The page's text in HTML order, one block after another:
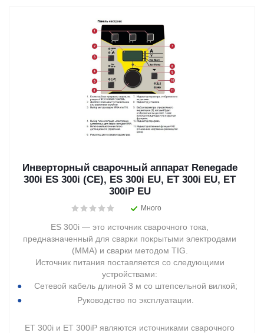
Инверторный сварочный аппарат Renegade
300i ES 300i (CE), ES 300i EU, ET 300i EU, ET
300iP EU
Много
ES 300i — это источник сварочного тока,
предназначенный для сварки покрытыми электродами
(MMA) и сварки методом TIG.
Источник питания поставляется со следующими
устройствами:
Сетевой кабель длиной 3 м со штепсельной вилкой;
Руководство по эксплуатации.
ET 300i и ET 300iP являются источниками сварочного